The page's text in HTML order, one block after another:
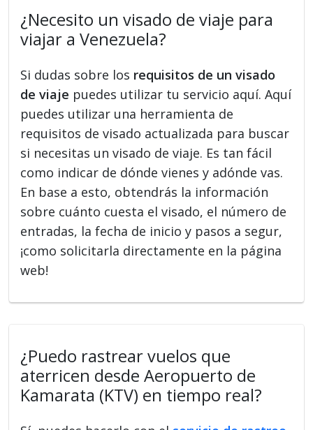
¿Necesito un visado de viaje para
viajar a Venezuela?
Si dudas sobre los requisitos de un visado
de viaje puedes utilizar tu servicio aquí. Aquí
puedes utilizar una herramienta de
requisitos de visado actualizada para buscar
si necesitas un visado de viaje. Es tan fácil
como indicar de dónde vienes y adónde vas.
En base a esto, obtendrás la información
sobre cuánto cuesta el visado, el número de
entradas, la fecha de inicio y pasos a segur,
¡como solicitarla directamente en la página
web!
¿Puedo rastrear vuelos que
aterricen desde Aeropuerto de
Kamarata (KTV) en tiempo real?